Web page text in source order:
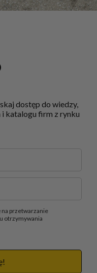
dostęp do wiedzy,
katalogu firm z rynku
na przetwarzanie
otrzymywania